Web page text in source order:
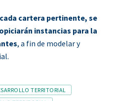
cartera pertinente, se
instancias para la
, a fin de modelar y
TERRITORIAL